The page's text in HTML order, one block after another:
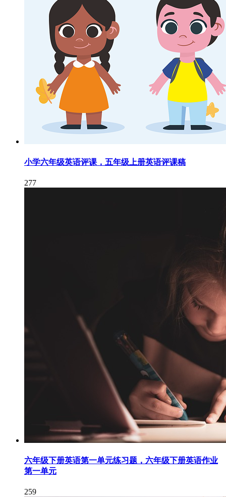
小学六年级英语评课，五年级上册英语评课稿
277
六年级下册英语第一单元练习题，六年级下册英语作业
第一单元
259